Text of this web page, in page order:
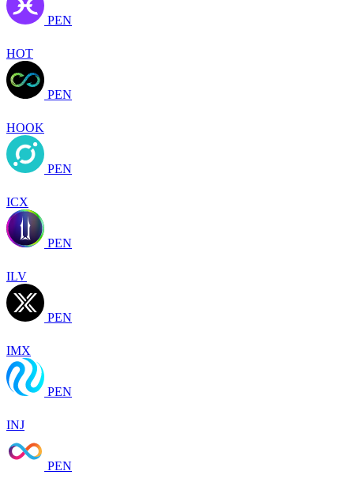
PEN
HOT
PEN
HOOK
PEN
ICX
PEN
ILV
PEN
IMX
PEN
INJ
PEN